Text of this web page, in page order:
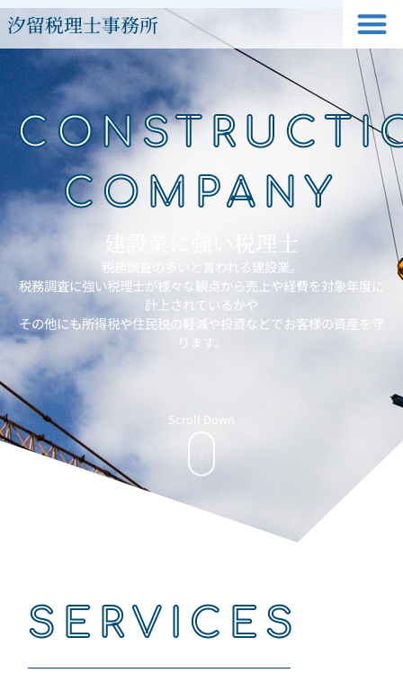
汐留税理士事務所
COMPANY
建設業に強い税理士
税務調査の多いと言われる建設業。
税務調査に強い税理士が様々な観点から売上や経費を対象年度に
計上されているかや
その他にも所得税や住民税の軽減や投資などでお客様の資産を守
ります。
Scroll Down
SERVICES